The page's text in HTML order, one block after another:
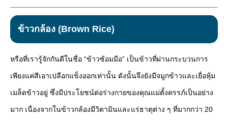
ข้าวกล้อง (Brown Rice)
หรือที่เรารู้จักกันดีในชื่อ “ข้าวซ้อมมือ” เป็นข้าวที่ผ่านกระบวนการ
เพียงแค่สีเอาเปลือกแข็งออกเท่านั้น ดังนั้นจึงยังมีจมูกข้าวและเยื่อหุ้ม
เมล็ดข้าวอยู่ ซึ่งมีประโยชน์ต่อร่างกายของคุณแม่ตั้งครรภ์เป็นอย่าง
มาก เนื่องจากในข้าวกล้องมีวิตามินและแร่ธาตุต่าง ๆ ที่มากกว่า 20